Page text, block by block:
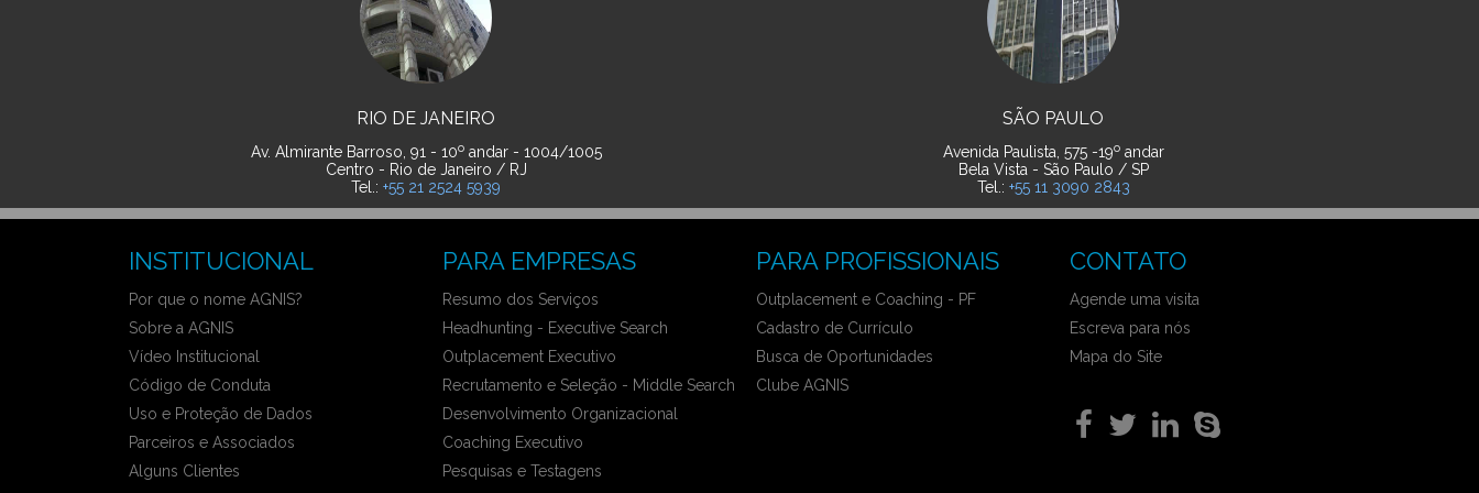
RIO DE JANEIRO
Av. Almirante Barroso, 91 - 10oandar - 1004/1005
Centro - Rio de Janeiro / RJ
Tel.: +55 21 2524 5939
SÃO PAULO
Avenida Paulista, 575 -19oandar
Bela Vista - São Paulo / SP
Tel.: +55 11 3090 2843
INSTITUCIONAL
Por que o nome AGNIS?
Sobre a AGNIS
Vídeo Institucional
Código de Conduta
Uso e Proteção de Dados
Parceiros e Associados
Alguns Clientes
PARA EMPRESAS
Resumo dos Serviços
Headhunting - Executive Search
Outplacement Executivo
Recrutamento e Seleção - Middle Search
Desenvolvimento Organizacional
Coaching Executivo
Pesquisas e Testagens
PARA PROFISSIONAIS
Outplacement e Coaching - PF
Cadastro de Currículo
Busca de Oportunidades
Clube AGNIS
CONTATO
Agende uma visita
Escreva para nós
Mapa do Site